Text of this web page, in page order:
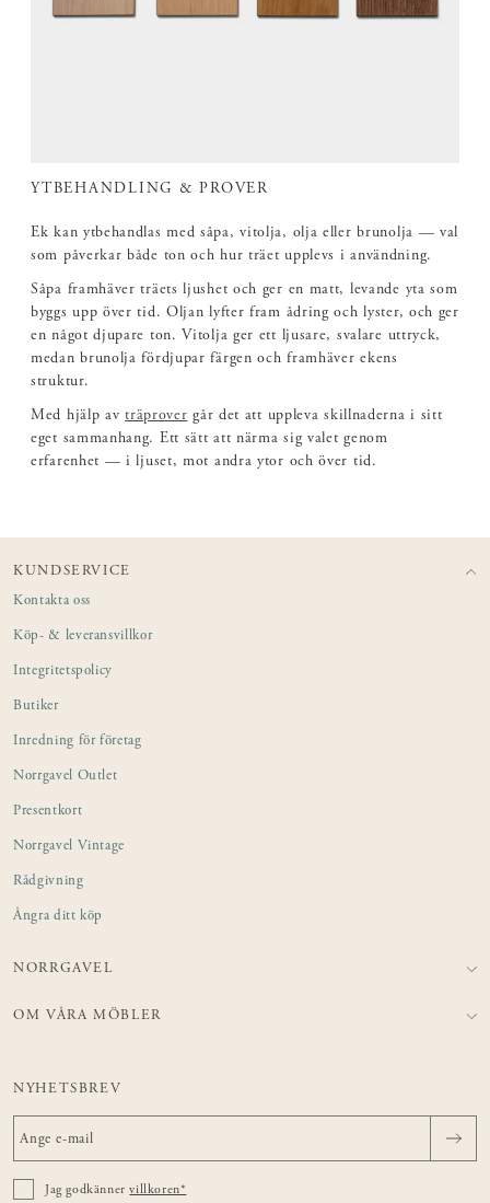
YTBEHANDLING & PROVER
Ek kan ytbehandlas med såpa, vitolja, olja eller brunolja — val
som påverkar både ton och hur träet upplevs i användning.
Såpa framhäver träets ljushet och ger en matt, levande yta som
byggs upp över tid. Oljan lyfter fram ådring och lyster, och ger
en något djupare ton. Vitolja ger ett ljusare, svalare uttryck,
medan brunolja fördjupar färgen och framhäver ekens
struktur.
Med hjälp avträprover går det att uppleva skillnaderna i sitt
eget sammanhang. Ett sätt att närma sig valet genom
erfarenhet — i ljuset, mot andra ytor och över tid.
KUNDSERVICE
Kontakta oss
Köp- & leveransvillkor
Integritetspolicy
Butiker
Inredning för företag
Norrgavel Outlet
Presentkort
Norrgavel Vintage
Rådgivning
Ångra ditt köp
NORRGAVEL
OM VÅRA MÖBLER
NYHETSBREV
Jag godkännervillkoren*